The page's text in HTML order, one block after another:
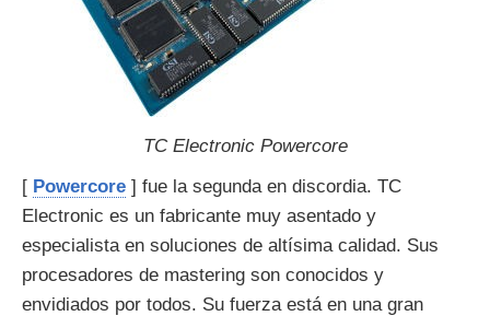
TC Electronic Powercore
[ Powercore ] fue la segunda en discordia. TC
Electronic es un fabricante muy asentado y
especialista en soluciones de altísima calidad. Sus
procesadores de mastering son conocidos y
envidiados por todos. Su fuerza está en una gran